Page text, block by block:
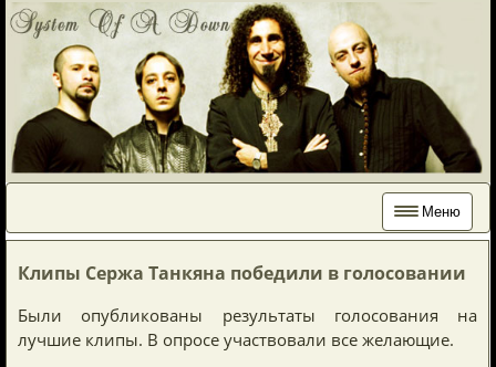
Меню
Клипы Сержа Танкяна победили в голосовании
Были опубликованы результаты голосования на
лучшие клипы. В опросе участвовали все желающие.